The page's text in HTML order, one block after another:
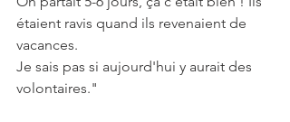
étaient ravis quand ils revenaient de
vacances.
Je sais pas si aujourd'hui y aurait des
volontaires."